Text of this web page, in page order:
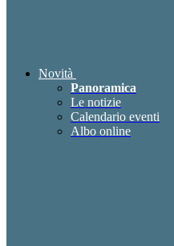
Novità
Panoramica
Le notizie
Calendario eventi
Albo online